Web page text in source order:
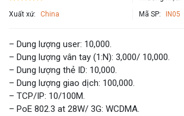
Xuất xứ: China Mã SP: IN05
– Dung lượng user: 10,000.
– Dung lượng vân tay (1:N): 3,000/ 10,000.
– Dung lượng thẻ ID: 10,000.
– Dung lượng giao dịch: 100,000.
– TCP/IP: 10/100M.
– PoE 802.3 at 28W/ 3G: WCDMA.